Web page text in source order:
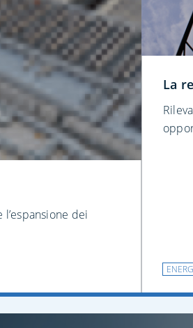
dei
La